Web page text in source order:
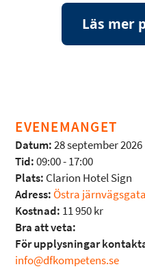
Läs mer
EVENEMANGET
Datum:28 september 2026
Tid:09:00 - 17:00
Plats: Clarion Hotel Sign
Adress: Östra
Kostnad: 11 950 kr
Bra att veta:
För upplysningar
info@dfkompetens.se